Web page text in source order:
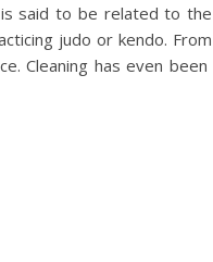
is said to be related to the
judo or kendo. From
Cleaning has even been